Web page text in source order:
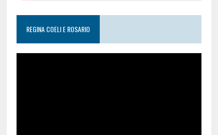
REGINA COELI E ROSARIO